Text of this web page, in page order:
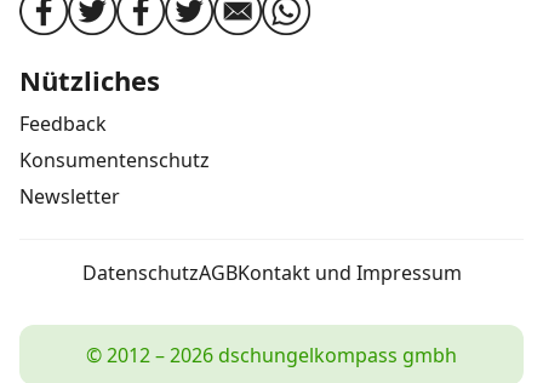
Nützliches
Feedback
Konsumentenschutz
Newsletter
DatenschutzAGBKontakt und Impressum
© 2012 – 2026 dschungelkompass gmbh